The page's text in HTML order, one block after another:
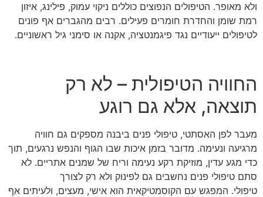
ולא מאופר. הטיפולים הנפוצים כוללים ניקוי עמוק, פילינג, איזון
רמת שומן והחדרת חומרים פעילים. רבים מהגברים אף פונים
לטיפולים ייעודיים נגד פיגמנטציה, אקנה או סימני גיל ראשוניים.
החוויה הטיפולית – לא רק
תוצאה, אלא גם רוגע
מעבר לפן האסתטי, טיפולי פנים ביבנה מספקים גם חוויה
מרגיעה ונעימה. מדובר בזמן איכות שבו הגוף והנפש נרגעים, תוך
כדי מגע עדין, מוזיקת רקע נעימה וריח של שמנים אתריים. לא
סתם טיפולי פנים נחשבים גם לפינוק ולא רק לצורך
טיפולי. המפגש עם הקוסמטיקאית הוא אישי, מעצים, ולעיתים אף